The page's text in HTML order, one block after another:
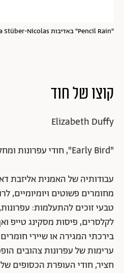
"Pencil Rain" באדיבות Helga Stüber-Nicolas
קוצו של חוד
Elizabeth Duffy
"Early Bird", חודי עפרונות ומחקים, מידות משתנות, 2004
עבודותיה של האמנית אליזבת
מחומרים פשוטים ויומיומיים,
טבעי זוכים להתעלמות:
לקלסרים, פיסות מסקינג טייפ
בירכתי המגירה או שיירי
ערימות של עפרונות צהובים
חציר, חודי העופרת הכסופים